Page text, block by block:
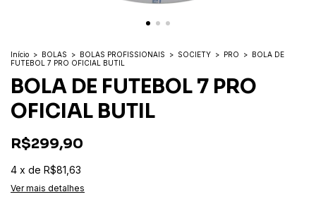
Início > BOLAS > BOLAS PROFISSIONAIS > SOCIETY > PRO > BOLA DE
FUTEBOL 7 PRO OFICIAL BUTIL
BOLA DE FUTEBOL 7 PRO
OFICIAL BUTIL
R$299,90
4 x de R$81,63
Ver mais detalhes